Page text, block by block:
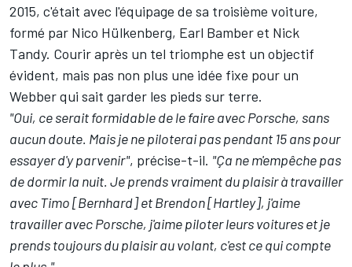
2015, c'était avec l'équipage de sa troisième voiture,
formé par Nico Hülkenberg, Earl Bamber et Nick
Tandy. Courir après un tel triomphe est un objectif
évident, mais pas non plus une idée fixe pour un
Webber qui sait garder les pieds sur terre.
"Oui, ce serait formidable de le faire avec Porsche, sans
aucun doute. Mais je ne piloterai pas pendant 15 ans pour
essayer d'y parvenir", précise-t-il. "Ça ne m'empêche pas
de dormir la nuit. Je prends vraiment du plaisir à travailler
avec Timo [Bernhard] et Brendon [Hartley], j'aime
travailler avec Porsche, j'aime piloter leurs voitures et je
prends toujours du plaisir au volant, c'est ce qui compte